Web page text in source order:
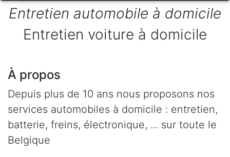
Entretien automobile à domicile
Entretien voiture à domicile
À propos
Depuis plus de 10 ans nous proposons nos
services automobiles à domicile : entretien,
batterie, freins, électronique, ... sur toute le
Belgique